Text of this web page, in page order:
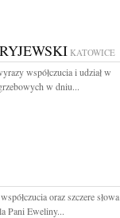
KATOWICE
współczucia i udział w
w dniu...
oraz szczere słowa
Pani Eweliny...